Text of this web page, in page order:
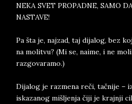
NEKA SVET PROPADNE, SAMO
NASTAVE!
Pa šta je, najzad, taj dijalog, bez
na molitvu? (Mi se, naime, i ne
razgovaramo.)
Dijalog je razmena reči, tačnije –
iskazanog mišljenja čiji je krajnji